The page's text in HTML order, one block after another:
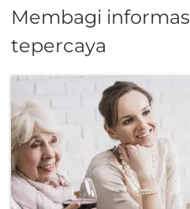
Membagi
tepercaya